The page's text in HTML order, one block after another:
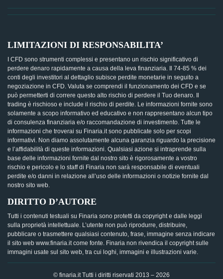
LIMITAZIONI DI RESPONSABILITA’
I CFD sono strumenti complessi e presentano un rischio significativo di
perdere denaro rapidamente a causa della leva finanziaria. Il 74-85 % dei
conti degli investitori al dettaglio subisce perdite monetarie in seguito a
negoziazione in CFD. Valuta se comprendi il funzionamento dei CFD e se
può permetterti di correre questo alto rischio di perdere il Tuo denaro. Il
trading è rischioso e include il rischio di perdite. Le informazioni fornite sono
solamente a scopo informativo ed educativo e non rappresentano alcun tipo
di consulenza finanziaria e/o raccomandazione di investimento. Tutte le
informazioni che troverai su Finaria.it sono pubblicate solo per scopi
informativi. Non diamo assolutamente alcuna garanzia riguardo la precisione
e l’affidabilità di queste informazioni. Qualsiasi azione si intraprende sulla
base delle informazioni fornite dal nostro sito è rigorosamente a vostro
rischio e pericolo e lo staff di Finaria non sarà responsabile di eventuali
perdite e/o danni in relazione all’uso delle informazioni o notizie fornite dal
nostro sito web.
DIRITTO D’AUTORE
Tutti i contenuti testuali su Finaria sono protetti da copyright e dalle leggi
sulla proprietà intellettuale. L’utente non può riprodurre, distribuire,
pubblicare o trasmettere qualsiasi contenuto, frase, immagine senza indicare
il sito web www.finaria.it come fonte. Finaria non rivendica il copyright sulle
immagini usate sul sito web, tra cui loghi, immagini e illustrazioni varie.
© finaria.it Tutti i diritti riservati 2013 – 2026